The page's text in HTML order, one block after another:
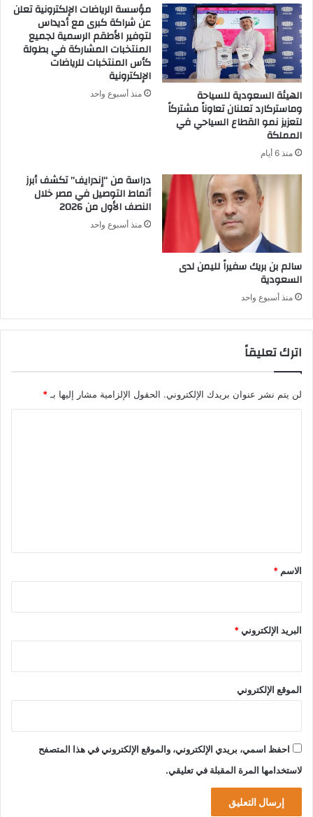
الهيئة السعودية للسياحة
وماستركارد تعلنان تعاوناً مشتركاً
لتعزيز نمو القطاع السياحي في
المملكة
منذ 6 أيام
مؤسسة الرياضات الإلكترونية تعلن
عن شراكة كبرى مع أديداس
لتوفير الأطقم الرسمية لجميع
المنتخبات المشاركة في بطولة
كأس المنتخبات للرياضات
الإلكترونية
منذ أسبوع واحد
سالم بن بريك سفيراً لليمن لدى
السعودية
منذ أسبوع واحد
دراسة من “إندرايف” تكشف أبرز
أنماط التوصيل في مصر خلال
النصف الأول من 2026
منذ أسبوع واحد
اترك تعليقاً
لن يتم نشر عنوان بريدك الإلكتروني. الحقول الإلزامية مشار إليها بـ *
*
الاسم *
البريد الإلكتروني*
الموقع الإلكتروني
احفظ اسمي، بريدي الإلكتروني، والموقع الإلكتروني في هذا المتصفح
لاستخدامها المرة المقبلة في تعليقي.